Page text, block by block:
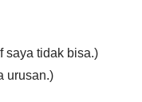
saya tidak bisa.)
urusan.)